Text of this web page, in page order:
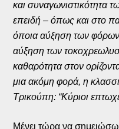
και συναγωνιστικότητα
επειδή – όπως και στο
όποια αύξηση των φόρων
αύξηση των
καθαρότητα στον
μια ακόμη φορά, η
Τρικούπη: “Κύριοι
Μένει τώρα να